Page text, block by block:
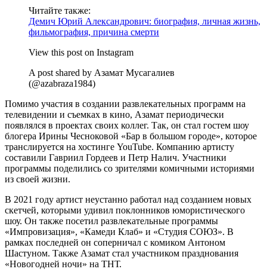
Читайте также:
Демич Юрий Александрович: биография, личная жизнь,
фильмография, причина смерти
View this post on Instagram
A post shared by Азамат Мусагалиев
(@azabraza1984)
Помимо участия в создании развлекательных программ на
телевидении и съемках в кино, Азамат периодически
появлялся в проектах своих коллег. Так, он стал гостем шоу
блогера Ирины Чесноковой «Бар в большом городе», которое
транслируется на хостинге YouTube. Компанию артисту
составили Гавриил Гордеев и Петр Налич. Участники
программы поделились со зрителями комичными историями
из своей жизни.
В 2021 году артист неустанно работал над созданием новых
скетчей, которыми удивил поклонников юмористического
шоу. Он также посетил развлекательные программы
«Импровизация», «Камеди Клаб» и «Студия СОЮЗ». В
рамках последней он соперничал с комиком Антоном
Шастуном. Также Азамат стал участником празднования
«Новогодней ночи» на ТНТ.